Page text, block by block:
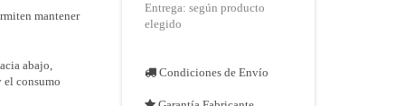
mantener
abajo,
el consumo
Entrega: según producto
elegido
Condiciones de Envío